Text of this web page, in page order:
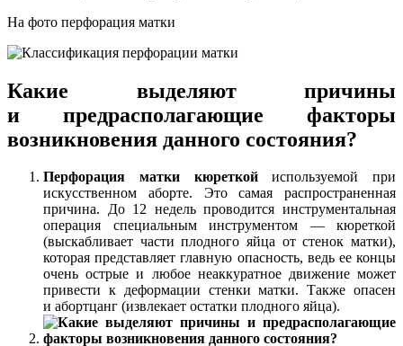
На фото перфорация матки
Какие выделяют причины
и предрасполагающие факторы
возникновения данного состояния?
Перфорация матки кюреткойиспользуемой при
искусственном аборте. Это самая распространенная
причина. До 12 недель проводится инструментальная
операция специальным инструментом — кюреткой
(выскабливает части плодного яйца от стенок матки),
которая представляет главную опасность, ведь ее концы
очень острые и любое неаккуратное движение может
привести к деформации стенки матки. Также опасен
и абортцанг (извлекает остатки плодного яйца).